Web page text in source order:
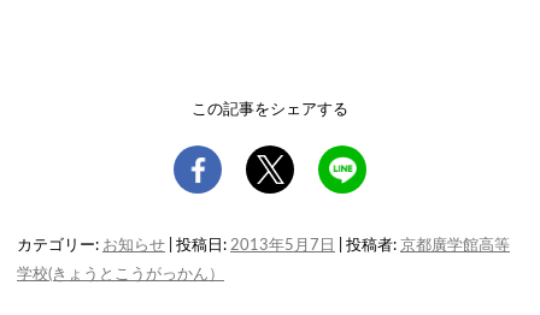
この記事をシェアする
カテゴリー: お知らせ | 投稿日: 2013年5月7日 投稿者: 京都廣学館高等
学校(きょうとこうがっかん）